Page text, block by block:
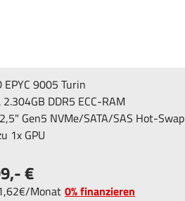
EPYC 9005 Turin
2.304GB DDR5 ECC-RAM
Gen5 NVMe/SATA/SAS Hot-Swap
1x GPU
,-
,62 /Monat 0% finanzieren